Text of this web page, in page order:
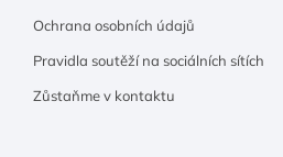
Ochrana osobních údajů
Pravidla soutěží na sociálních sítích
Zůstaňme v kontaktu